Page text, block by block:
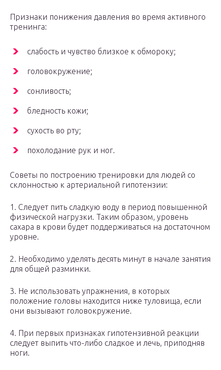
Признаки понижения давления во время активного
тренинга:
слабость и чувство близкое к обмороку;
головокружение;
сонливость;
бледность кожи;
сухость во рту;
похолодание рук и ног.
Советы по построению тренировки для людей со
склонностью к артериальной гипотензии:
1. Следует пить сладкую воду в период повышенной
физической нагрузки. Таким образом, уровень
сахара в крови будет поддерживаться на достаточном
уровне.
2. Необходимо уделять десять минут в начале занятия
для общей разминки.
3. Не использовать упражнения, в которых
положение головы находится ниже туловища, если
они вызывают головокружение.
4. При первых признаках гипотензивной реакции
следует выпить что-либо сладкое и лечь, приподняв
ноги.